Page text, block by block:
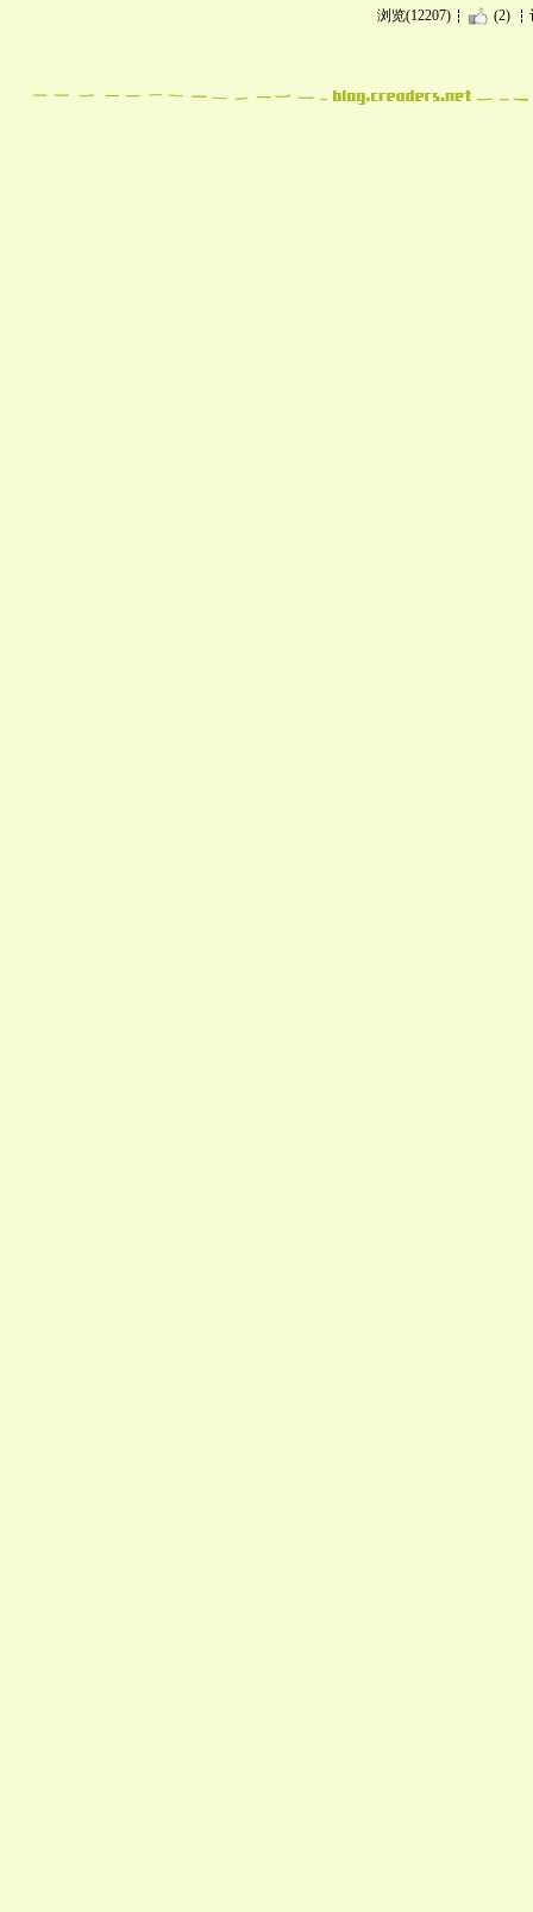
浏览(12207) (2)